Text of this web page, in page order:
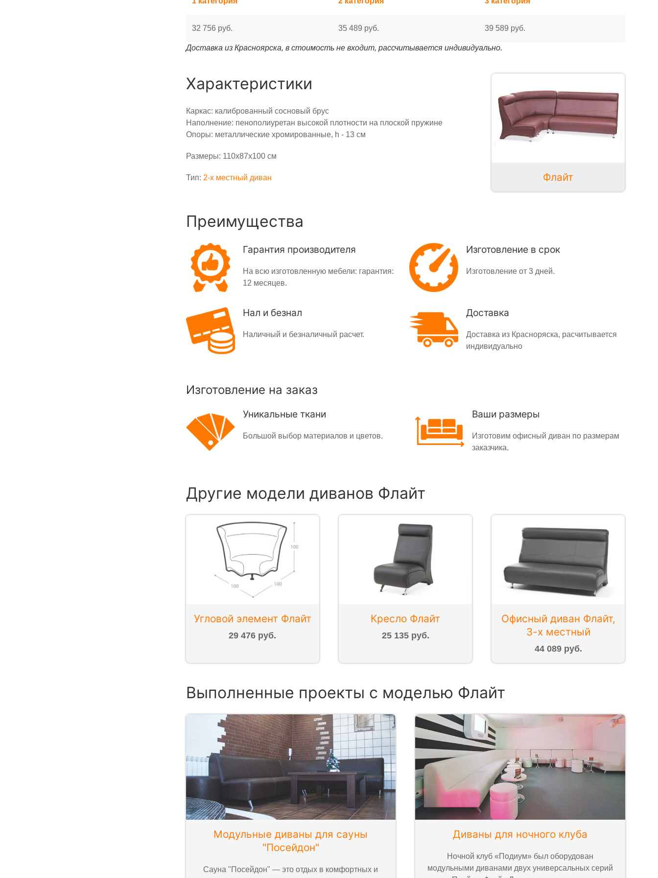
32 756 руб. 35 489 руб. 39 589 руб.
Доставка из Красноярска, в стоимость не входит, рассчитывается индивидуально.
Характеристики
Каркас: калиброванный сосновый брус
Наполнение: пенополиуретан высокой плотности на плоской пружине
Опоры: металлические хромированные, h - 13 см
Размеры: 110х87х100 см
Тип: 2-x местный диван Флайт
Преимущества
Гарантия производителя
На всю изготовленную мебели: гарантия:
12 месяцев.
Изготовление в срок
Изготовление от 3 дней.
Нал и безнал
Наличный и безналичный расчет.
Доставка
Доставка из Красноряска, расчитывается
индивидуально
Изготовление на заказ
Уникальные ткани
Большой выбор материалов и цветов.
Ваши размеры
Изготовим офисный диван по размерам
заказчика.
Другие модели диванов Флайт
Угловой элемент Флайт
29 476 руб.
Кресло Флайт
25 135 руб.
Офисный диван Флайт,
3-х местный
44 089 руб.
Выполненные проекты с моделью Флайт
Модульные диваны для сауны
"Посейдон"
Сауна "Посейдон" — это отдых в комфортных и
Диваны для ночного клуба
Ночной клуб «Подиум» был оборудован
модульными диванами двух универсальных серий